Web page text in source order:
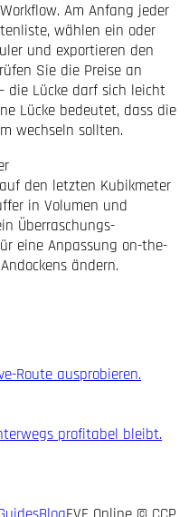
Am Anfang jeder
wählen ein oder
und exportieren den
Sie die Preise an
die Lücke darf sich leicht
Lücke bedeutet, dass die
wechseln sollten.
den letzten Kubikmeter
in Volumen und
Überraschungs­
eine Anpassung on-the-
ändern.
Route ausprobieren.
profitabel bleibt.